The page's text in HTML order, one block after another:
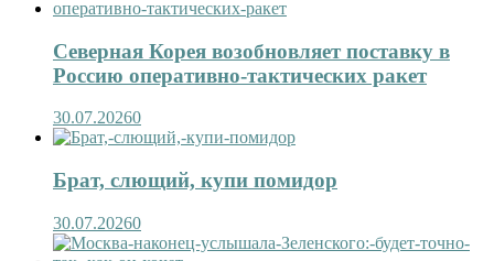
Северная Корея возобновляет поставку в
Россию оперативно-тактических ракет
30.07.20260
Брат, слющий, купи помидор
30.07.20260